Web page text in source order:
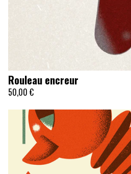
Rouleau encreur
50,00 €